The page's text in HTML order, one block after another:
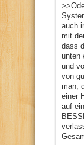
auch
mit
dass
unten
und
von
man,
einer
auf